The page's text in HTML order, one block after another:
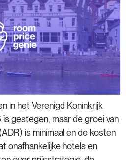
in het Verenigd Koninkrijk
gestegen, maar de groei van
is minimaal en de kosten
onafhankelijke hotels en